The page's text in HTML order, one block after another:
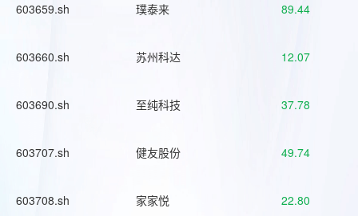
603659.sh 璞泰来 89.44
603660.sh 苏州科达 12.07
603690.sh 至纯科技 37.78
603707.sh 健友股份 49.74
603708.sh 家家悦 22.80